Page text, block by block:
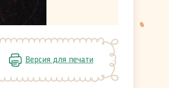
Версия для печати